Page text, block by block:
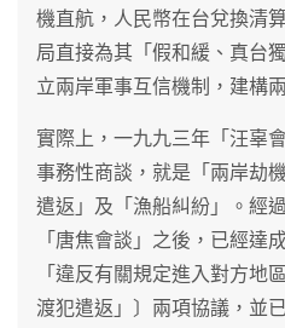
機直航，人民幣在台兌換清
局直接為其「假和緩、真台
立兩岸軍事互信機制，建構
實際上，一九九三年「汪辜
事務性商談，就是「兩岸劫
遣返」及「漁船糾紛」。經
「唐焦會談」之後，已經達
「違反有關規定進入對方地
渡犯遣返」〕兩項協議，並